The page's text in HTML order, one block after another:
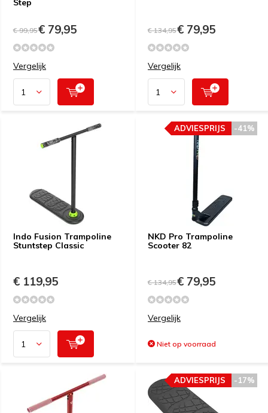
Step
€ 99,95€ 79,95
Vergelijk
€ 134,95€ 79,95
Vergelijk
Indo Fusion Trampoline
Stuntstep Classic
€ 119,95
Vergelijk
NKD Pro Trampoline
Scooter 82
-41%
ADVIESPRIJS
€ 134,95€ 79,95
Vergelijk
Niet op voorraad
-17%
ADVIESPRIJS